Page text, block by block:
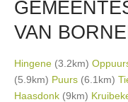
VAN
Hingene (3.2km)
(5.9km) Puurs (6.1km)
Haasdonk (9km)